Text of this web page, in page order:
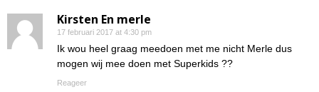
Kirsten En merle
17 februari 2017 at 4:30 pm
Ik wou heel graag meedoen met me nicht Merle dus
mogen wij mee doen met Superkids ??
Reageer